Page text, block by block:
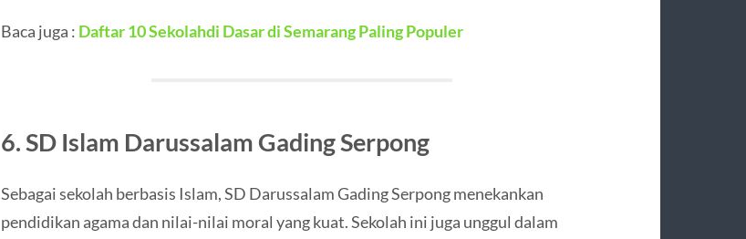
Baca juga : Daftar 10 Sekolahdi Dasar di Semarang Paling Populer
6. SD Islam Darussalam Gading Serpong
Sebagai sekolah berbasis Islam, SD Darussalam Gading Serpong menekankan
pendidikan agama dan nilai-nilai moral yang kuat. Sekolah ini juga unggul dalam